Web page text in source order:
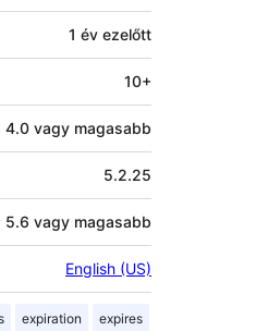
1 év ezelőtt
10+
4.0 vagy magasabb
5.2.25
5.6 vagy magasabb
English (US)
expiration expires